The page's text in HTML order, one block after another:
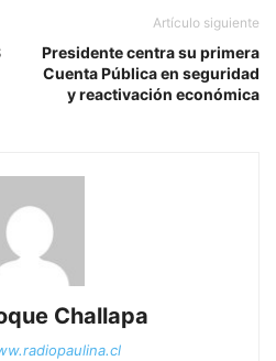
Artículo siguiente
Presidente centra su primera
Cuenta Pública en seguridad
y reactivación económica
Challapa